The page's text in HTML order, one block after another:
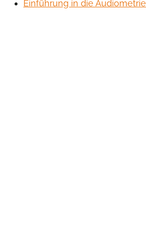
Einführung in die Audiometrie